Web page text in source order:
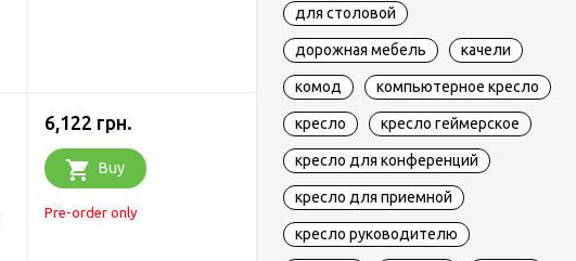
для столовой
дорожная мебель качели
комод компьютерное кресло
кресло кресло геймерское
кресло для конференций
кресло для приемной
кресло руководителю
6,122 грн.
Buy
Pre-order only